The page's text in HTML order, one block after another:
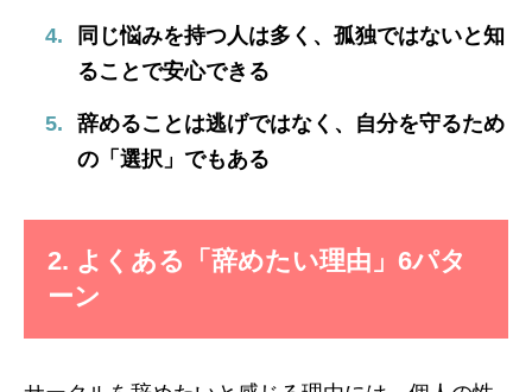
同じ悩みを持つ人は多く、孤独ではないと知
ることで安心できる
辞めることは逃げではなく、自分を守るため
の「選択」でもある
2. よくある「辞めたい理由」6パタ
ーン